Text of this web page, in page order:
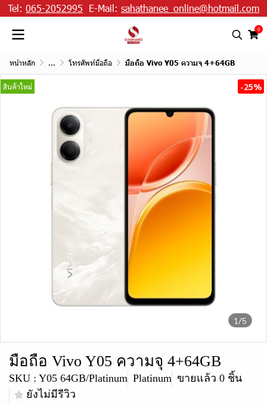
Tel: 065-2052995 E-Mail: sahathanee_online@hotmail.com
0
หน้าหลัก ... โทรศัพท์มือถือ มือถือ Vivo Y05 ความจุ 4+64GB
1/5
สินค้าใหม่ -25%
มือถือ Vivo Y05 ความจุ 4+64GB
SKU : Y05 64GB/Platinum Platinum ขายแล้ว 0 ชิ้น
ยังไม่มีรีวิว